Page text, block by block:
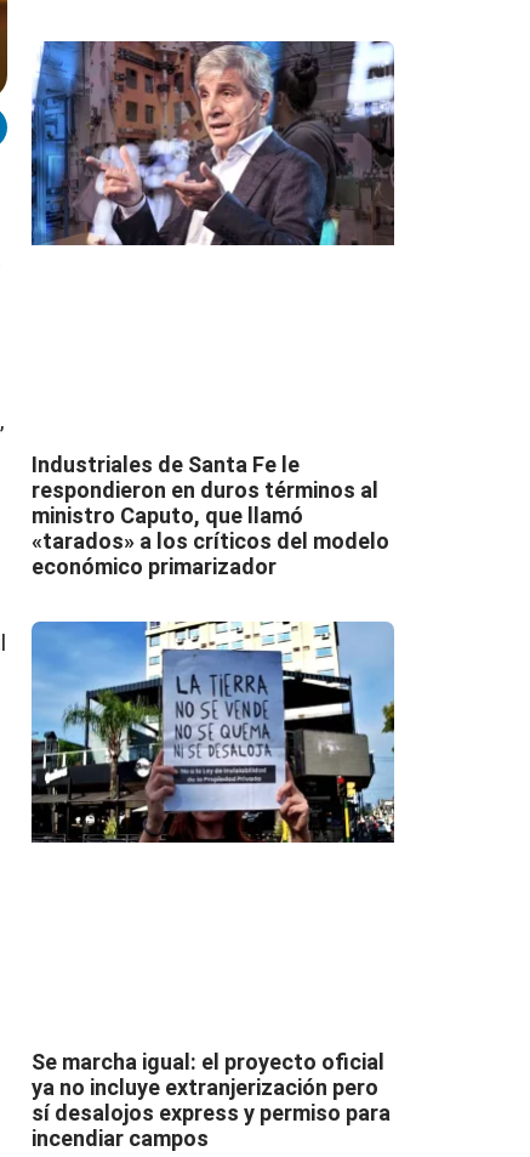
Industriales de Santa Fe le
respondieron en duros términos al
ministro Caputo, que llamó
«tarados» a los críticos del modelo
económico primarizador
Se marcha igual: el proyecto oficial
ya no incluye extranjerización pero
sí desalojos express y permiso para
incendiar campos